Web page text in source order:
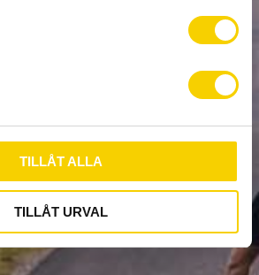
TILLÅT ALLA
TILLÅT URVAL
is processed in accordance with our
privacy policy